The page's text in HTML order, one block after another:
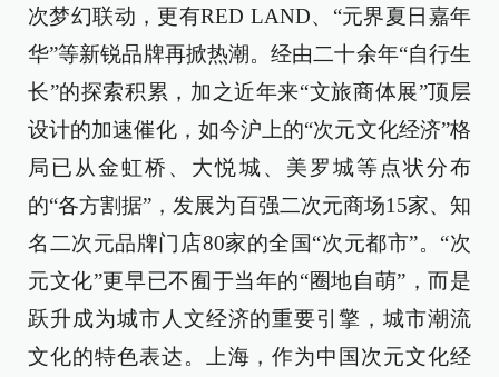
次梦幻联动，更有RED LAND、“元界夏日嘉年
华”等新锐品牌再掀热潮。经由二十余年“自行生
长”的探索积累，加之近年来“文旅商体展”顶层
设计的加速催化，如今沪上的“次元文化经济”格
局已从金虹桥、大悦城、美罗城等点状分布
的“各方割据”，发展为百强二次元商场15家、知
名二次元品牌门店80家的全国“次元都市”。“次
元文化”更早已不囿于当年的“圈地自萌”，而是
跃升成为城市人文经济的重要引擎，城市潮流
文化的特色表达。上海，作为中国次元文化经